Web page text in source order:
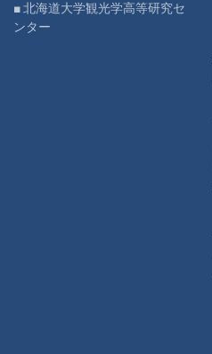
■ 北海道大学観光学高等研究セ
ンター